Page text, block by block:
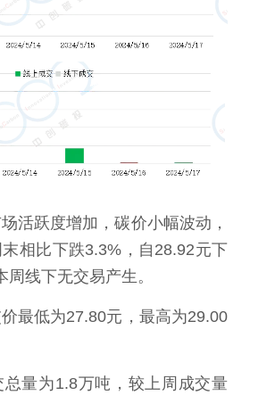
活跃度增加，碳价小幅波动，
相比下跌3.3%，自28.92元下
线下无交易产生。
最低为27.80元，最高为29.00
总量为1.8万吨，较上周成交量